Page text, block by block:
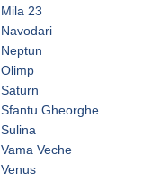
Mila 23
Navodari
Neptun
Olimp
Saturn
Sfantu Gheorghe
Sulina
Vama Veche
Venus